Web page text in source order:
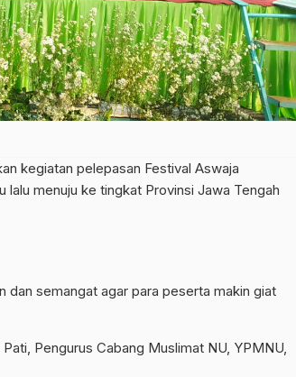
kegiatan pelepasan Festival Aswaja
lalu menuju ke tingkat Provinsi Jawa Tengah
dan semangat agar para peserta makin giat
Pengurus Cabang Muslimat NU, YPMNU,